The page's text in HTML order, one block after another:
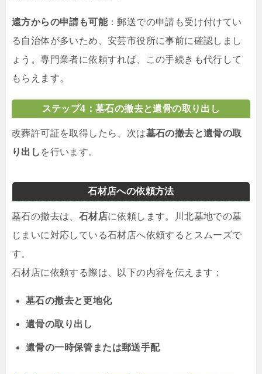
遠方からの申請も可能：郵送での申請も受け付けてい
る自治体が多いため、安芸市役所に事前に確認しまし
ょう。専門業者に依頼すれば、この手続きも代行して
もらえます。
ステップ4：墓石の撤去と遺骨の取り出し
改葬許可証を取得したら、次は墓石の撤去と遺骨の取
り出し を行います。
石材店への依頼方法
墓石の撤去は、 石材店に依頼します。川北墓地での墓
じまいに対応している石材店へ依頼するとスムーズで
す。
石材店に依頼する際は、以下の内容を伝えます：
墓石の撤去と更地化
遺骨の取り出し
遺骨の一時保管または郵送手配